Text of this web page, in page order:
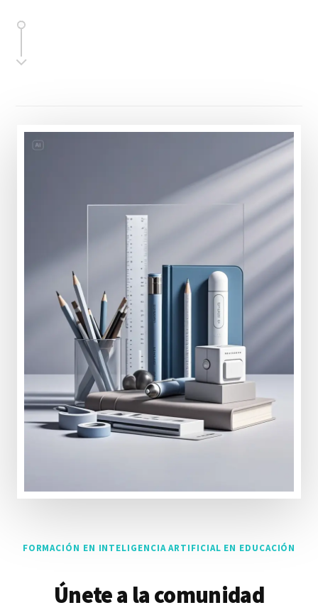
FORMACIÓN EN INTELIGENCIA ARTIFICIAL EN EDUCACIÓN
Únete a la comunidad